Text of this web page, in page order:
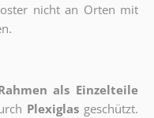
nicht an Orten mit
als Einzelteile
Plexiglas geschützt.